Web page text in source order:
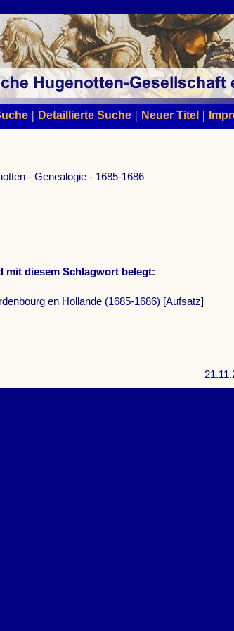
| Detaillierte Suche | Neuer Titel |
- Genealogie - 1685-1686
mit diesem Schlagwort belegt:
en Hollande (1685-1686) [Aufsatz]